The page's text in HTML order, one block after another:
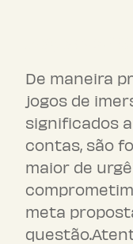
De maneira
jogos de
significados
contas, são
maior de
meta